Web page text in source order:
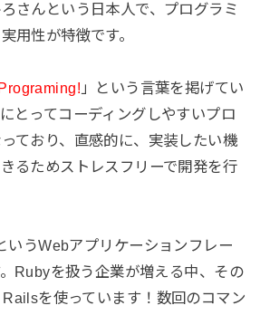
さんという日本人で、プログラミ
用性が特徴です。
」という言葉を掲げてい
とってコーディングしやすいプロ
ており、直感的に、実装したい機
るためストレスフリーで開発を行
いうWebアプリケーションフレー
Rubyを扱う企業が増える中、その
を使っています！数回のコマン